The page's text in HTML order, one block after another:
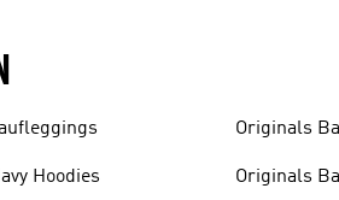
Hoodies
Originals
Originals